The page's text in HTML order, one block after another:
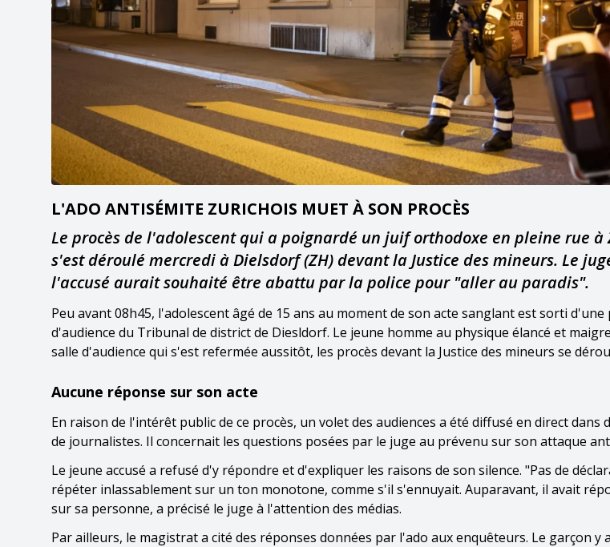
L'ADO ANTISÉMITE ZURICHOIS MUET À SON PROCÈS
Le procès de l'adolescent qui a poignardé un juif orthodoxe en pleine rue à
s'est déroulé mercredi à Dielsdorf (ZH) devant la Justice des mineurs. Le
l'accusé aurait souhaité être abattu par la police pour "aller au paradis".
Peu avant 08h45, l'adolescent âgé de 15 ans au moment de son acte sanglant est sorti d'une
d'audience du Tribunal de district de Diesldorf. Le jeune homme au physique élancé et
salle d'audience qui s'est refermée aussitôt, les procès devant la Justice des mineurs se
Aucune réponse sur son acte
En raison de l'intérêt public de ce procès, un volet des audiences a été diffusé en direct dans
de journalistes. Il concernait les questions posées par le juge au prévenu sur son attaque
Le jeune accusé a refusé d'y répondre et d'expliquer les raisons de son silence. "Pas de
répéter inlassablement sur un ton monotone, comme s'il s'ennuyait. Auparavant, il avait
sur sa personne, a précisé le juge à l'attention des médias.
Par ailleurs, le magistrat a cité des réponses données par l'ado aux enquêteurs. Le garçon y